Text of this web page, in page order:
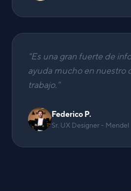
"Es una gran fuerte de
ayuda mucho en nuestro
trabajo."
Federico P.
Sr. UX Designer - Mendel